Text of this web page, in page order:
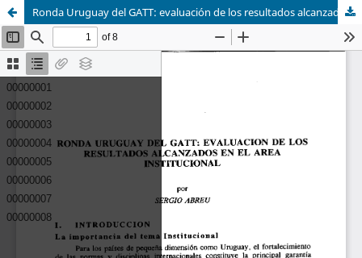
Ronda Uruguay del GATT: evaluación de los resultados alcanzados en el área institucional